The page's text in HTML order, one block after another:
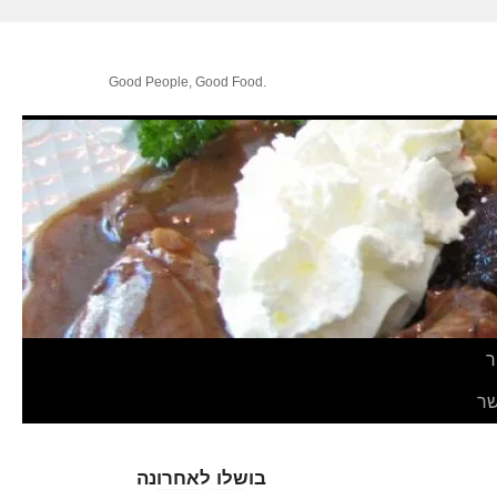
.Good People, Good Food
בושלו לאחרונה